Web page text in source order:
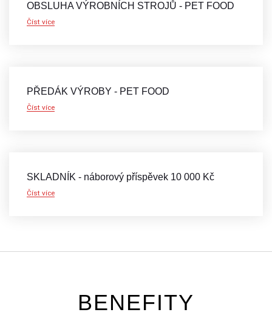
OBSLUHA VÝROBNÍCH STROJŮ - PET FOOD
Číst více
PŘEDÁK VÝROBY - PET FOOD
Číst více
SKLADNÍK - náborový příspěvek 10 000 Kč
Číst více
BENEFITY